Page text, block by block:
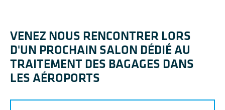
VENEZ NOUS RENCONTRER LORS
D'UN PROCHAIN SALON DÉDIÉ AU
TRAITEMENT DES BAGAGES DANS
LES AÉROPORTS